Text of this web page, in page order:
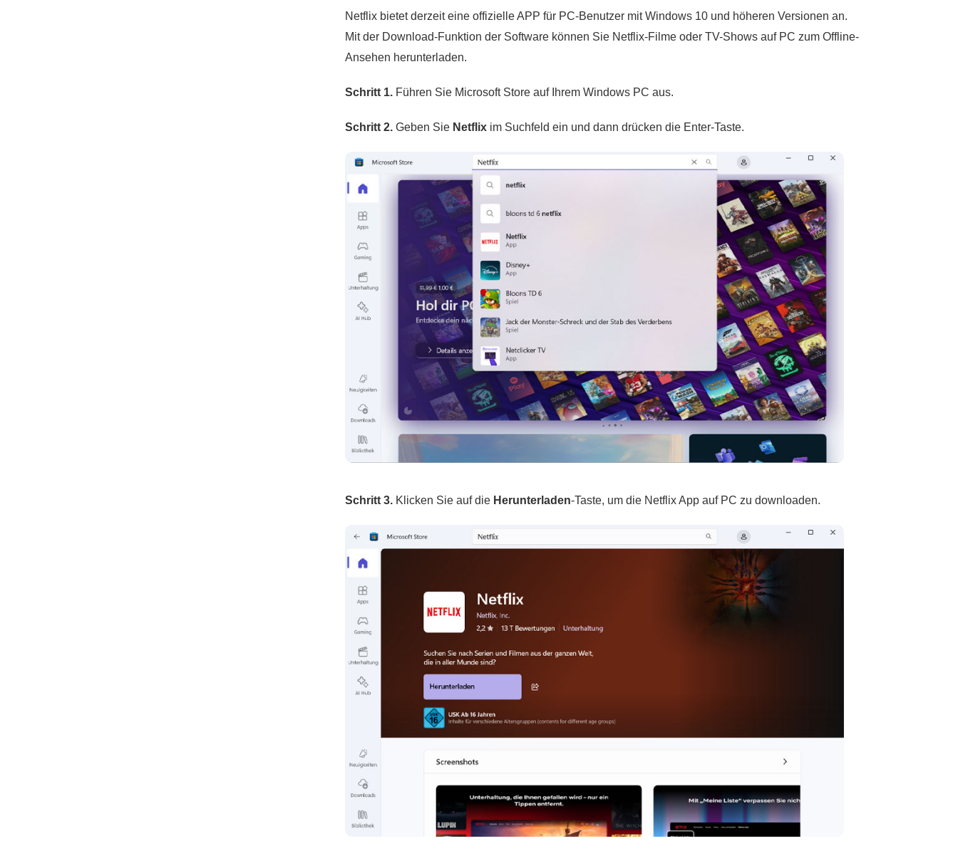
Netflix bietet derzeit eine offizielle APP für PC-Benutzer mit Windows 10 und höheren Versionen an.
Mit der Download-Funktion der Software können Sie Netflix-Filme oder TV-Shows auf PC zum Offline-
Ansehen herunterladen.
Schritt 1. Führen Sie Microsoft Store auf Ihrem Windows PC aus.
Schritt 2. Geben Sie Netflix im Suchfeld ein und dann drücken die Enter-Taste.
Schritt 3. Klicken Sie auf die Herunterladen-Taste, um die Netflix App auf PC zu downloaden.